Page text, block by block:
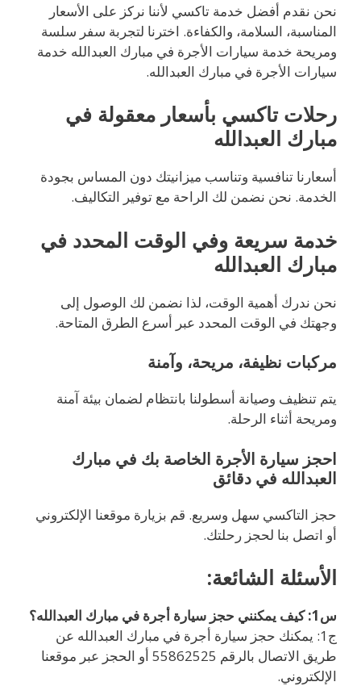
نحن نقدم أفضل خدمة تاكسي لأننا نركز على الأسعار
المناسبة، السلامة، والكفاءة. اخترنا لتجربة سفر سلسة
ومريحة خدمة سيارات الأجرة في مبارك العبدالله خدمة
سيارات الأجرة في مبارك العبدالله.
رحلات تاكسي بأسعار معقولة في
مبارك العبدالله
أسعارنا تنافسية وتناسب ميزانيتك دون المساس بجودة
الخدمة. نحن نضمن لك الراحة مع توفير التكاليف.
خدمة سريعة وفي الوقت المحدد في
مبارك العبدالله
نحن ندرك أهمية الوقت، لذا نضمن لك الوصول إلى
وجهتك في الوقت المحدد عبر أسرع الطرق المتاحة.
مركبات نظيفة، مريحة، وآمنة
يتم تنظيف وصيانة أسطولنا بانتظام لضمان بيئة آمنة
ومريحة أثناء الرحلة.
احجز سيارة الأجرة الخاصة بك في مبارك
العبدالله في دقائق
حجز التاكسي سهل وسريع. قم بزيارة موقعنا الإلكتروني
أو اتصل بنا لحجز رحلتك.
الأسئلة الشائعة:
س1: كيف يمكنني حجز سيارة أجرة في مبارك العبدالله؟
ج1: يمكنك حجز سيارة أجرة في مبارك العبدالله عن
طريق الاتصال بالرقم 55862525 أو الحجز عبر موقعنا
الإلكتروني.